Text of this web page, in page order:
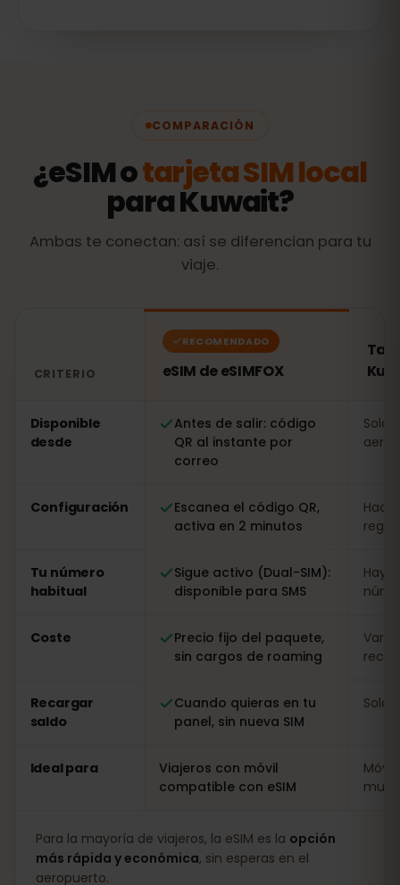
COMPARACIÓN
¿eSIM otarjeta SIM local
para Kuwait?
Ambas te conectan: así se diferencian para tu
viaje.
CRITERIO
RECOMENDADO
eSIM de eSIMFOX
Disponible
desde
Antes de salir: código
QR al instante por
correo
Solo
Configuración
Escanea el código QR,
activa en 2 minutos
Tu número
habitual
Sigue activo (Dual-SIM):
disponible para SMS
Hay
Coste
Precio fijo del paquete,
sin cargos de roaming
Recargar
saldo
Cuando quieras en tu
panel, sin nueva SIM
Solo
Ideal para
Viajeros con móvil
compatible con eSIM
muy
Para la mayoría de viajeros, la eSIM es la opción
más rápida y económica, sin esperas en el
aeropuerto.